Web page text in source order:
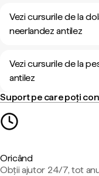
Vezi cursurile de la
neerlandez antilez
Vezi cursurile de la
antilez
Suport pe care poți
Oricând
Obții ajutor 24/7, tot